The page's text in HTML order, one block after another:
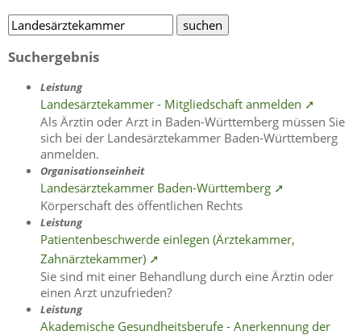
Suchergebnis
Leistung
Landesärztekammer - Mitgliedschaft anmelden ➚
Als Ärztin oder Arzt in Baden-Württemberg müssen Sie
sich bei der Landesärztekammer Baden-Württemberg
anmelden.
Organisationseinheit
Landesärztekammer Baden-Württemberg ➚
Körperschaft des öffentlichen Rechts
Leistung
Patientenbeschwerde einlegen (Ärztekammer,
Zahnärztekammer) ➚
Sie sind mit einer Behandlung durch eine Ärztin oder
einen Arzt unzufrieden?
Leistung
Akademische Gesundheitsberufe - Anerkennung der